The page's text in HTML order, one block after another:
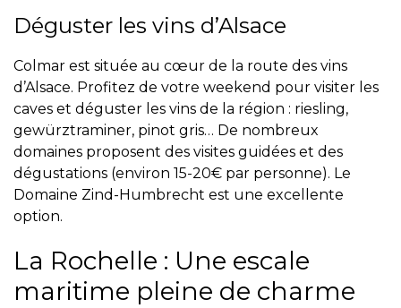
Déguster les vins d’Alsace
Colmar est située au cœur de la route des vins
d’Alsace. Profitez de votre weekend pour visiter les
caves et déguster les vins de la région : riesling,
gewürztraminer, pinot gris… De nombreux
domaines proposent des visites guidées et des
dégustations (environ 15-20€ par personne). Le
Domaine Zind-Humbrecht est une excellente
option.
La Rochelle : Une escale
maritime pleine de charme